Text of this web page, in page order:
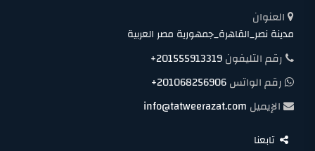
العنوان
مدينة نصر_القاهرة_جمهورية مصر العربية
رقم التليفون+201555913319
رقم الواتس+201068256906
الإيميل info@tatweerazat.com
تابعنا